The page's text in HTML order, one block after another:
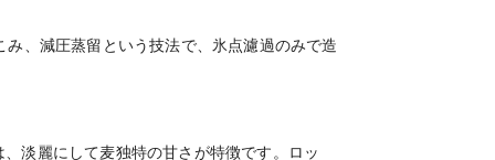
、減圧蒸留という技法で、氷点濾過のみで造
淡麗にして麦独特の甘さが特徴です。ロッ